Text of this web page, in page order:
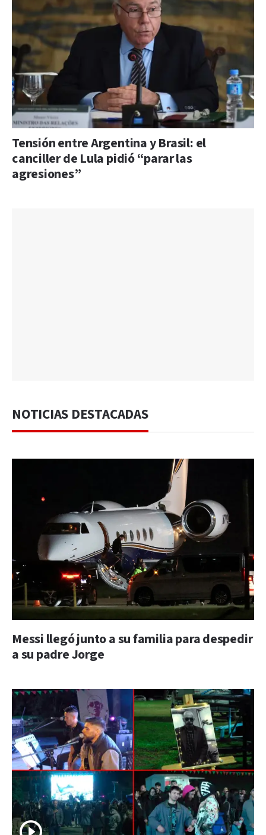
Tensión entre Argentina y Brasil: el
canciller de Lula pidió “parar las
agresiones”
NOTICIAS DESTACADAS
Messi llegó junto a su familia para despedir
a su padre Jorge